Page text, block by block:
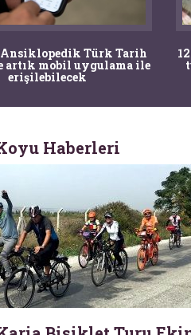
Türk Tarih
artık mobil uygulama ile
erişilebilecek
Haberleri